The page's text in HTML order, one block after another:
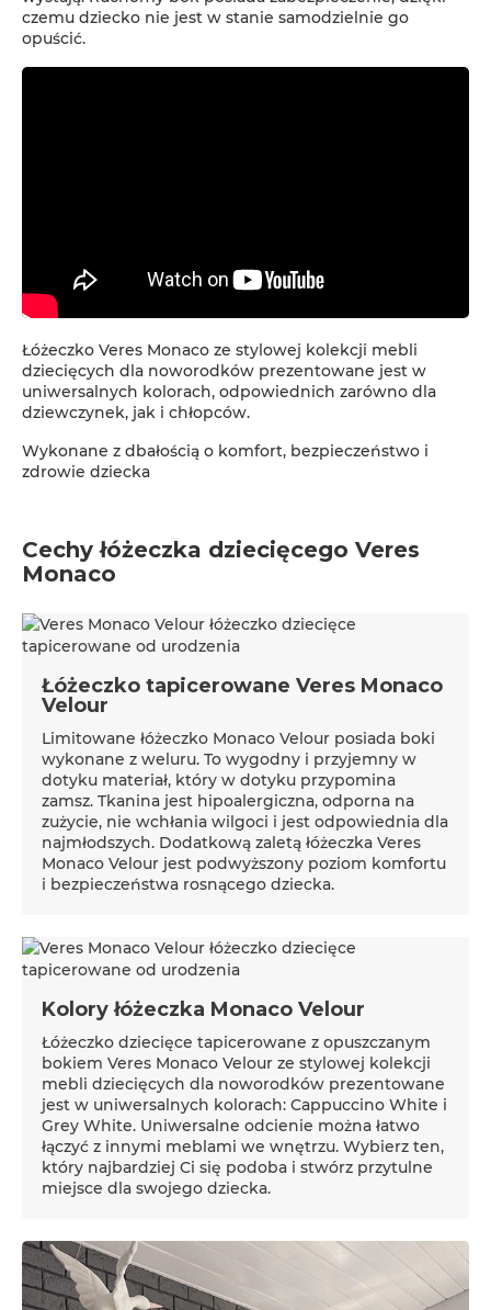
czemu dziecko nie jest w stanie samodzielnie go
opuścić.
Łóżeczko Veres Monaco ze stylowej kolekcji mebli
dziecięcych dla noworodków prezentowane jest w
uniwersalnych kolorach, odpowiednich zarówno dla
dziewczynek, jak i chłopców.
Wykonane z dbałością o komfort, bezpieczeństwo i
zdrowie dziecka
Cechy łóżeczka dziecięcego Veres
Monaco
Łóżeczko tapicerowane Veres Monaco
Velour
Limitowane łóżeczko Monaco Velour posiada boki
wykonane z weluru. To wygodny i przyjemny w
dotyku materiał, który w dotyku przypomina
zamsz. Tkanina jest hipoalergiczna, odporna na
zużycie, nie wchłania wilgoci i jest odpowiednia dla
najmłodszych. Dodatkową zaletą łóżeczka Veres
Monaco Velour jest podwyższony poziom komfortu
i bezpieczeństwa rosnącego dziecka.
Kolory łóżeczka Monaco Velour
Łóżeczko dziecięce tapicerowane z opuszczanym
bokiem Veres Monaco Velour ze stylowej kolekcji
mebli dziecięcych dla noworodków prezentowane
jest w uniwersalnych kolorach: Cappuccino White i
Grey White. Uniwersalne odcienie można łatwo
łączyć z innymi meblami we wnętrzu. Wybierz ten,
który najbardziej Ci się podoba i stwórz przytulne
miejsce dla swojego dziecka.